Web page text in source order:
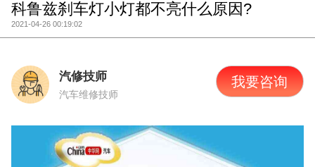
科鲁兹刹车灯小灯都不亮什么原因?
2021-04-26 00:19:02
汽修技师
汽车维修技师
我要咨询